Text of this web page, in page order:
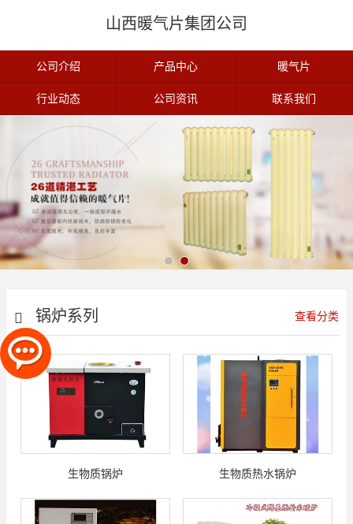
山西暖气片集团公司
公司介绍 产品中心 暖气片
行业动态 公司资讯 联系我们
锅炉系列 查看分类
生物质锅炉 生物质热水锅炉